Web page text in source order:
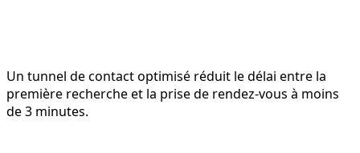
Un tunnel de contact optimisé réduit le délai entre la
première recherche et la prise de rendez-vous à moins
de 3 minutes.